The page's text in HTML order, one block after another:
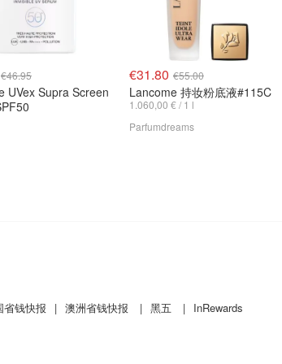
€46.95
UVex Supra Screen
€31.80 €55.00
Lancome 持妆粉底液#115C
1.060,00 € / 1 l
Parfumdreams
省钱快报 | 澳洲省钱快报 | 黑五 | InRewards